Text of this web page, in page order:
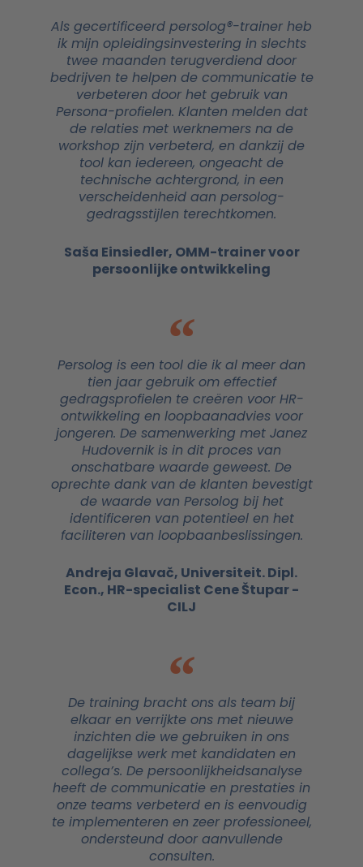
Als gecertificeerd persolog®-trainer heb
ik mijn opleidingsinvestering in slechts
twee maanden terugverdiend door
bedrijven te helpen de communicatie te
verbeteren door het gebruik van
Persona-profielen. Klanten melden dat
de relaties met werknemers na de
workshop zijn verbeterd, en dankzij de
tool kan iedereen, ongeacht de
technische achtergrond, in een
verscheidenheid aan persolog-
gedragsstijlen terechtkomen.
Saša Einsiedler, OMM-trainer voor
persoonlijke ontwikkeling
Persolog is een tool die ik al meer dan
tien jaar gebruik om effectief
gedragsprofielen te creëren voor HR-
ontwikkeling en loopbaanadvies voor
jongeren. De samenwerking met Janez
Hudovernik is in dit proces van
onschatbare waarde geweest. De
oprechte dank van de klanten bevestigt
de waarde van Persolog bij het
identificeren van potentieel en het
faciliteren van loopbaanbeslissingen.
Andreja Glavač, Universiteit. Dipl.
Econ., HR-specialist Cene Štupar -
CILJ
De training bracht ons als team bij
elkaar en verrijkte ons met nieuwe
inzichten die we gebruiken in ons
dagelijkse werk met kandidaten en
collega’s. De persoonlijkheidsanalyse
heeft de communicatie en prestaties in
onze teams verbeterd en is eenvoudig
te implementeren en zeer professioneel,
ondersteund door aanvullende
consulten.